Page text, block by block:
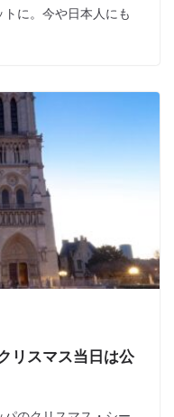
に。今や日本人にも
リスマス当日は公